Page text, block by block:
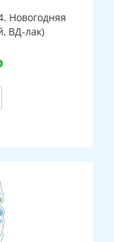
Новогодняя
ВД-лак)